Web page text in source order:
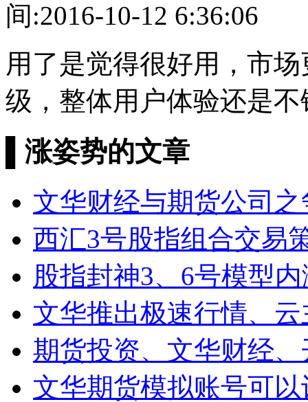
间:2016-10-12 6:36:06
用了是觉得很好用，市
级，整体用户体验还是不
涨姿势的文章
文华财经与期货公司
西汇3号股指组合交易
股指封神3、6号模型
文华推出极速行情、
期货投资、文华财经
文华期货模拟账号可